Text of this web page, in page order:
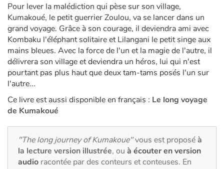
Héroïnes et héros
Écologie, nature, saisons
Les animaux
Voyage, épopée, enquête, aventure
Apprentissage
Pour lever la malédiction qui pèse sur son village,
Kumakoué, le petit guerrier Zoulou, va se lancer dans un
grand voyage. Grâce à son courage, il deviendra ami avec
Kombaku l'éléphant solitaire et Lilangani le petit singe aux
mains bleues. Avec la force de l'un et la magie de l'autre, il
délivrera son village et deviendra un héros, lui qui n'est
pourtant pas plus haut que deux tam-tams posés l'un sur
l'autre...
Ce livre est aussi disponible en français : Le long voyage
de Kumakoué
"The long journey of Kumakoue"vous est proposéà
la lecture version illustrée, ou à écouter en version
audio racontée par des conteurs et conteuses. En